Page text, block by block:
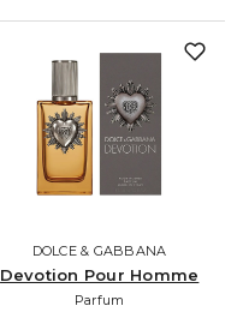
DOLCE & GABBANA
Devotion Pour Homme
Parfum